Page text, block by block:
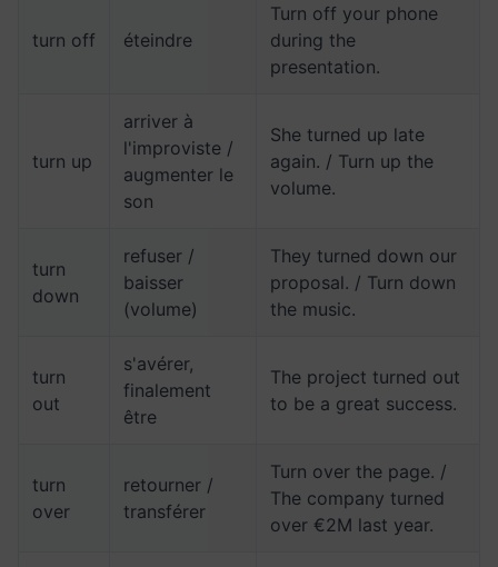
turn off éteindre
Turn off your phone
during the
presentation.
turn up
arriver à
l'improviste /
augmenter le
son
She turned up late
again. / Turn up the
volume.
turn
down
refuser /
baisser
(volume)
They turned down our
proposal. / Turn down
the music.
turn
out
s'avérer,
finalement
être
The project turned out
to be a great success.
turn
over
retourner /
transférer
Turn over the page. /
The company turned
over €2M last year.